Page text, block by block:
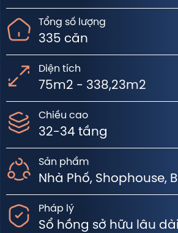
Tổng số lượng
335 căn
Diện tích
75m2 - 338,23m2
Chiều cao
32-34 tầng
Sản phẩm
Nhà Phố, Shophouse,
Pháp lý
Sổ hồng sở hữu lâu dài